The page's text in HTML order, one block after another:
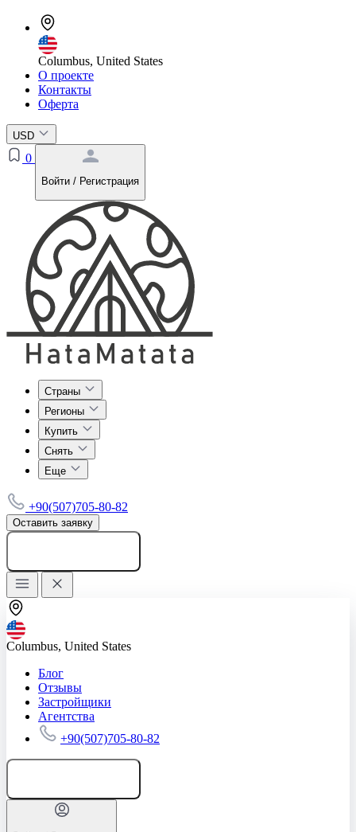
Columbus, United States
О проекте
Контакты
Оферта
USD
0
Войти / Регистрация
Страны
Регионы
Купить
Снять
Еще
+90(507)705-80-82
Оставить заявку
Columbus, United States
Блог
Отзывы
Застройщики
Агентства
+90(507)705-80-82